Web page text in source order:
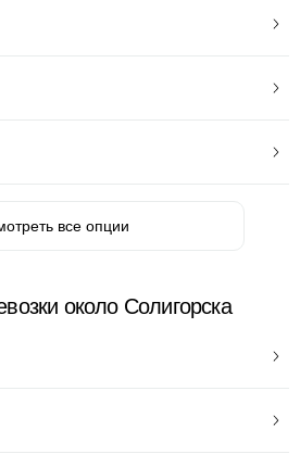
все опции
около Солигорска